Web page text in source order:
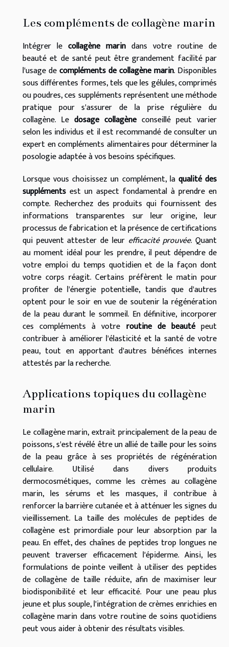
Les compléments de collagène marin
Intégrer le collagène marin dans votre routine de
beauté et de santé peut être grandement facilité par
l'usage decompléments de collagène marin. Disponibles
sous différentes formes, tels que les gélules, comprimés
ou poudres, ces suppléments représentent une méthode
pratique pour s'assurer de la prise régulière du
collagène. Le dosage collagèneconseillé peut varier
selon les individus et il est recommandé de consulter un
expert en compléments alimentaires pour déterminer la
posologie adaptée à vos besoins spécifiques.
Lorsque vous choisissez un complément, la qualité des
suppléments est un aspect fondamental à prendre en
compte. Recherchez des produits qui fournissent des
informations transparentes sur leur origine, leur
processus de fabrication et la présence de certifications
qui peuvent attester de leur efficacité prouvée. Quant
au moment idéal pour les prendre, il peut dépendre de
votre emploi du temps quotidien et de la façon dont
votre corps réagit. Certains préfèrent le matin pour
profiter de l'énergie potentielle, tandis que d'autres
optent pour le soir en vue de soutenir la régénération
de la peau durant le sommeil. En définitive, incorporer
ces compléments à votre routine de beautépeut
contribuer à améliorer l'élasticité et la santé de votre
peau, tout en apportant d'autres bénéfices internes
attestés par la recherche.
Applications topiques du collagène
marin
Le collagène marin, extrait principalement de la peau de
poissons, s'est révélé être un allié de taille pour les soins
de la peau grâce à ses propriétés de régénération
cellulaire. Utilisé dans divers produits
dermocosmétiques, comme les crèmes au collagène
marin, les sérums et les masques, il contribue à
renforcer la barrière cutanée et à atténuer les signes du
vieillissement. La taille des molécules de peptides de
collagène est primordiale pour leur absorption par la
peau. En effet, des chaînes de peptides trop longues ne
peuvent traverser efficacement l'épiderme. Ainsi, les
formulations de pointe veillent à utiliser des peptides
de collagène de taille réduite, afin de maximiser leur
biodisponibilité et leur efficacité. Pour une peau plus
jeune et plus souple, l'intégration de crèmes enrichies en
collagène marin dans votre routine de soins quotidiens
peut vous aider à obtenir des résultats visibles.